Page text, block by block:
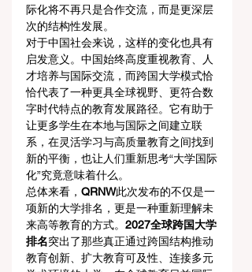
际化将不再只是合作交流，而是更深层
次的结构性发展。
对于中国社会来说，这样的变化也具有
启发意义。中国始终高度重视教育、人
才培养与国际交流，而跨国大学模式恰
恰代表了一种更具全球视野、更符合数
字时代特点的教育发展路径。它有助于
让更多学生在本地与国际之间建立联
系，在灵活学习与高质量教育之间找到
新的平衡，也让人们重新思考“大学国际
化”究竟意味着什么。
总体来看， QRNW此次发布的不仅是一
项新的大学排名，更是一种重新理解未
来高等教育的方式。 2027全球跨国大学
排名突出了那些真正通过跨国结构推动
教育创新、扩大教育可及性、连接多元